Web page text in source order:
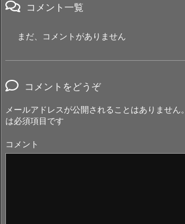
コメント一覧
まだ、コメントがありません
コメントをどうぞ
メールアドレスが公開されることはありません。
は必須項目です
コメント